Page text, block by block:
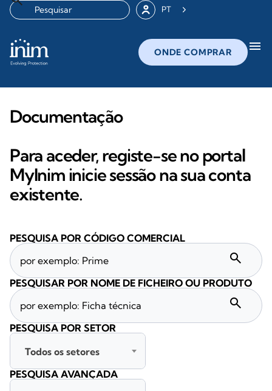
PT
ONDE COMPRAR menu
Documentação
Para aceder, registe-se no portal
MyInim inicie sessão na sua conta
existente.
PESQUISA POR CÓDIGO COMERCIAL
search
PESQUISAR POR NOME DE FICHEIRO OU PRODUTO
search
PESQUISA POR SETOR
Todos os setores
PESQUISA AVANÇADA